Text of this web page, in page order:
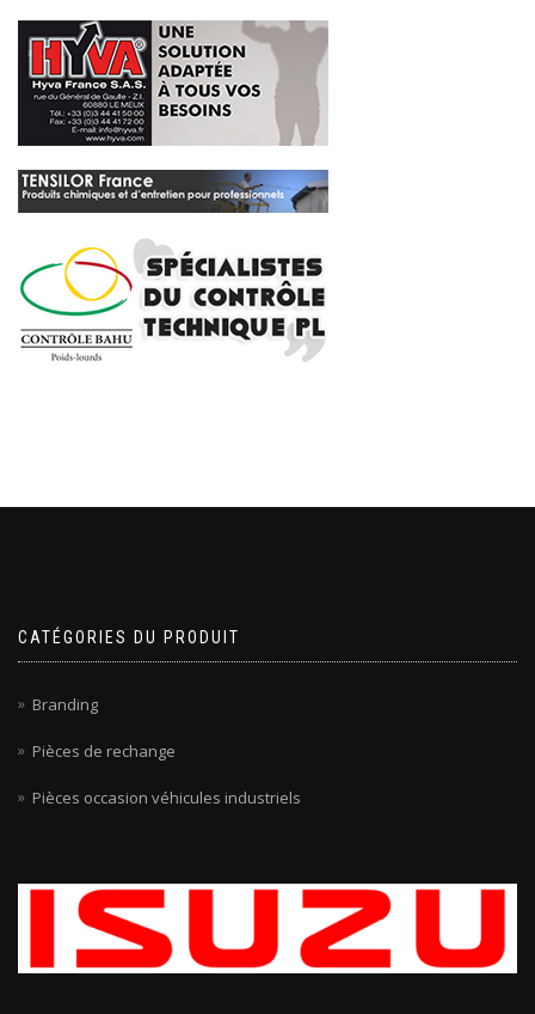
CATÉGORIES DU PRODUIT
Branding
Pièces de rechange
Pièces occasion véhicules industriels